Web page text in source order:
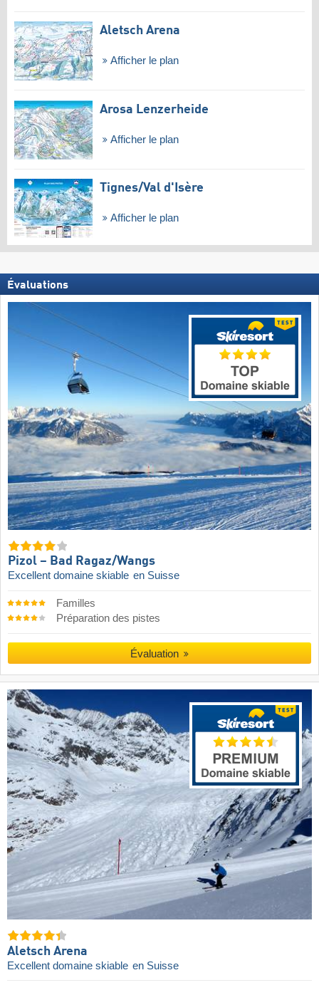
Aletsch Arena
Afficher le plan
Arosa Lenzerheide
Afficher le plan
Tignes/​Val d'Isère
Afficher le plan
Évaluations
Pizol – Bad Ragaz/​Wangs
Excellent domaine skiable en Suisse
Familles
Préparation des pistes
Évaluation
Aletsch Arena
Excellent domaine skiable en Suisse